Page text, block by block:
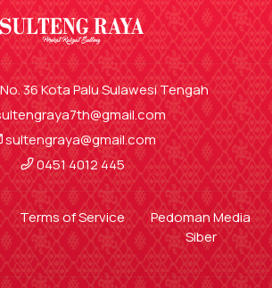
36 Kota Palu Sulawesi Tengah
sultengraya@gmail.com
0451 4012 445
Terms of Service
Pedoman Media
Siber